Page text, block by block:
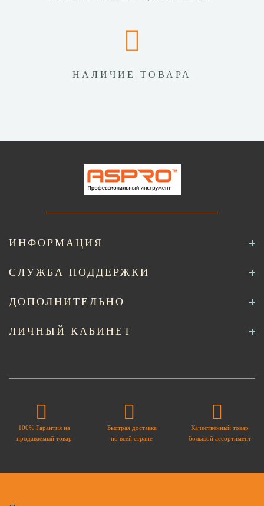
НАЛИЧИЕ ТОВАРА
ИНФОРМАЦИЯ
СЛУЖБА ПОДДЕРЖКИ
ДОПОЛНИТЕЛЬНО
ЛИЧНЫЙ КАБИНЕТ
100% Гарантия на
продаваемый товар
Быстрая доставка
по всей стране
Качественный товар
большой ассортимент